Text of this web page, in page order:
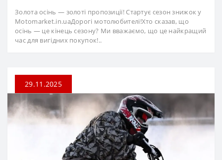
Золота осінь — золоті пропозиції! Стартує сезон знижок у
Motomarket.in.uaДорогі мотолюбителі!Хто сказав, що
осінь — це кінець сезону? Ми вважаємо, що це найкращий
час для вигідних покупок!..
29.11.2025